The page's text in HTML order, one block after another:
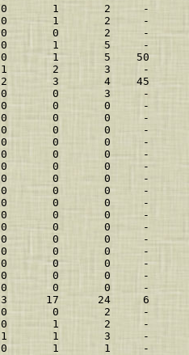
1       2     -
1       2     -
0       2     -
1       5     -
1       5    50
2       3     -
3       4    45
0       3     -
0       0     -
0       0     -
0       0     -
0       0     -
0       0     -
0       0     -
0       0     -
0       0     -
0       0     -
0       0     -
0       0     -
0       0     -
0       0     -
0       0     -
0       0     -
0       0     -
17      24     6
0       2     -
1       2     -
1       3     -
1       1     -